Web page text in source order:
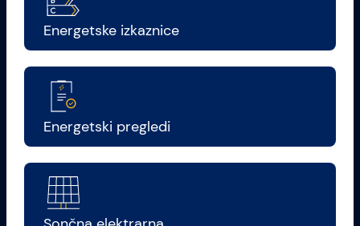
Energetske izkaznice
Energetski pregledi